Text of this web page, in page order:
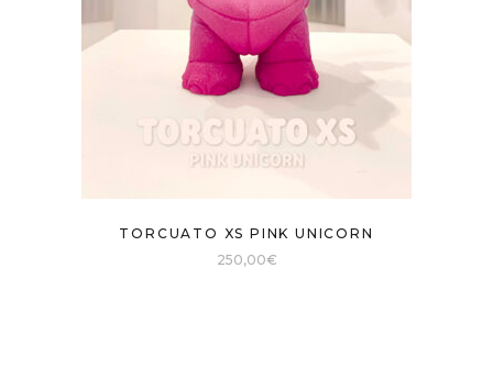
TORCUATO XS PINK UNICORN
250,00€